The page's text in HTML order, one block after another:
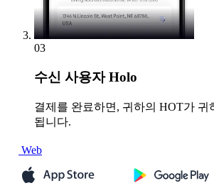
03
수신 사용자 Holo
결제를 완료하면, 귀하의 HOT가 귀
됩니다.
Web